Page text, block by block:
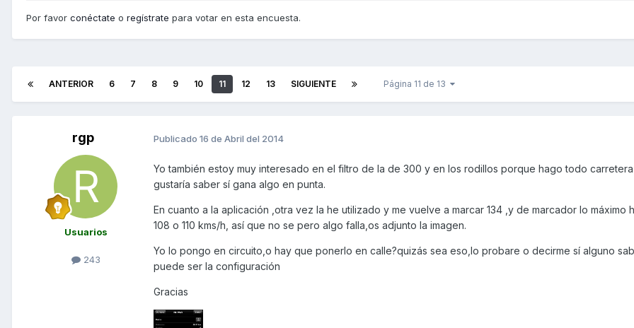
Por favor conéctate o regístrate para votar en esta encuesta.
ANTERIOR 6 7 8 9 10 11 12 13 SIGUIENTE Página 11 de 13
rgp
Usuarios
243
Publicado 16 de Abril del 2014
Yo también estoy muy interesado en el filtro de la de 300 y en los rodillos porque hago todo
gustaría saber sí gana algo en punta.
En cuanto a la aplicación ,otra vez la he utilizado y me vuelve a marcar 134 ,y de marcador lo máximo
108 o 110 kms/h, así que no se pero algo falla,os adjunto la imagen.
Yo lo pongo en circuito,o hay que ponerlo en calle?quizás sea eso,lo probare o decirme sí alguno
puede ser la configuración
Gracias